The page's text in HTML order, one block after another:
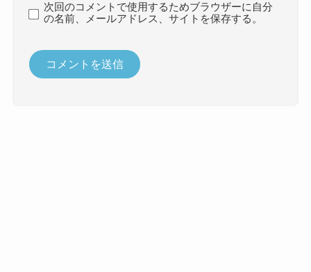
次回のコメントで使用するためブラウザーに自分
の名前、メールアドレス、サイトを保存する。